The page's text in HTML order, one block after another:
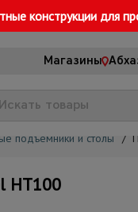
конструкции для
Магазины
подъемники и столы /
HT100